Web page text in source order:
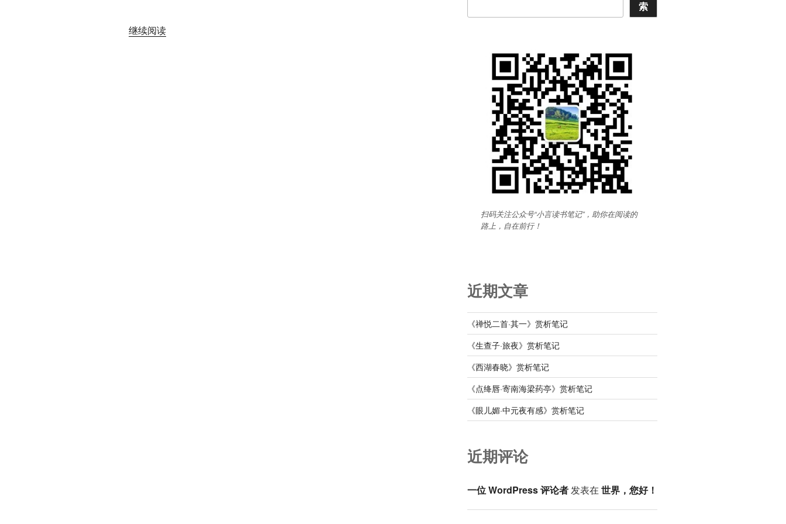
继续阅读“《唐
索
扫码关注公众号“小言读书笔记”，助你在阅读的
路上，自在前行！
近期文章
《禅悦二首·其一》赏析笔记
《生查子·旅夜》赏析笔记
《西湖春晓》赏析笔记
《点绛唇·寄南海梁药亭》赏析笔记
《眼儿媚·中元夜有感》赏析笔记
近期评论
一位 WordPress 评论者发表在 世界，您好！